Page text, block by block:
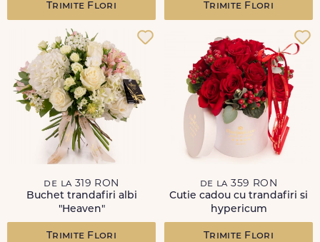
Trimite Flori Trimite Flori
de la 319 RON
Buchet trandafiri albi
"Heaven"
Trimite Flori
de la 359 RON
Cutie cadou cu trandafiri si
hypericum
Trimite Flori